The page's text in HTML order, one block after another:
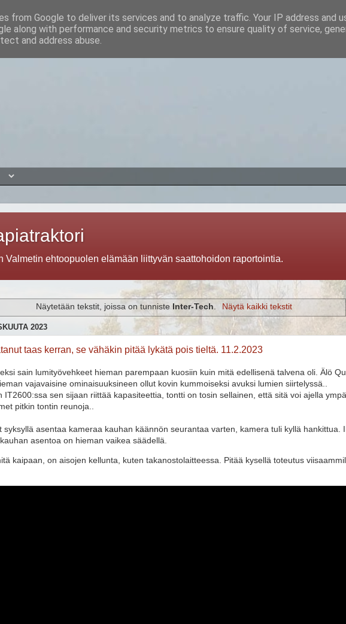
Valmetin ehtoopuolen elämään liittyvän saattohoidon raportointia.
Näytetään tekstit, joissa on tunnisteInter-Tech. Näytä kaikki tekstit
2023
taas kerran, se vähäkin pitää lykätä pois tieltä. 11.2.2023
sain lumityövehkeet hieman parempaan kuosiin kuin mitä edellisenä talvena oli. Älö
vajavaisine ominaisuuksineen ollut kovin kummoiseksi avuksi lumien siirtelyssä..
IT2600:ssa sen sijaan riittää kapasiteettia, tontti on tosin sellainen, että sitä voi ajella
pitkin tontin reunoja..
syksyllä asentaa kameraa kauhan käännön seurantaa varten, kamera tuli kyllä hankittua.
asentoa on hieman vaikea säädellä.
kaipaan, on aisojen kellunta, kuten takanostolaitteessa. Pitää kysellä toteutus
from Google to deliver its services and to analyze traffic. Your IP address and
along with performance and security metrics to ensure quality of service,
and address abuse.